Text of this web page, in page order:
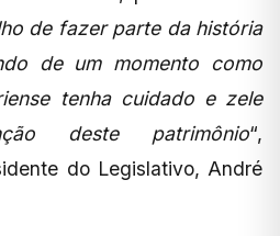
de fazer parte da história
de um momento como
tenha cuidado e zele
deste patrimônio“,
do Legislativo, André